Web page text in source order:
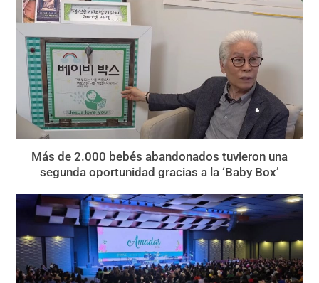
Más de 2.000 bebés abandonados tuvieron una
segunda oportunidad gracias a la ‘Baby Box’